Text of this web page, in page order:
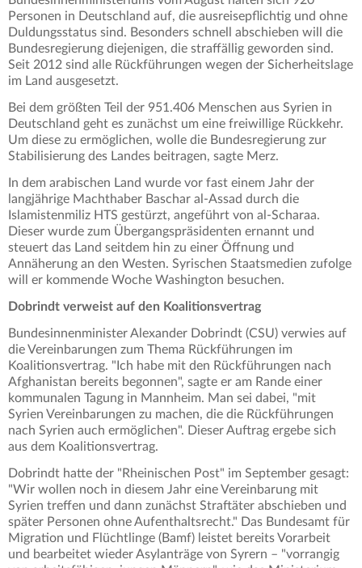
Personen in Deutschland auf, die ausreisepflichtig und ohne
Duldungsstatus sind. Besonders schnell abschieben will die
Bundesregierung diejenigen, die straffällig geworden sind.
Seit 2012 sind alle Rückführungen wegen der Sicherheitslage
im Land ausgesetzt.
Bei dem größten Teil der 951.406 Menschen aus Syrien in
Deutschland geht es zunächst um eine freiwillige Rückkehr.
Um diese zu ermöglichen, wolle die Bundesregierung zur
Stabilisierung des Landes beitragen, sagte Merz.
In dem arabischen Land wurde vor fast einem Jahr der
langjährige Machthaber Baschar al-Assad durch die
Islamistenmiliz HTS gestürzt, angeführt von al-Scharaa.
Dieser wurde zum Übergangspräsidenten ernannt und
steuert das Land seitdem hin zu einer Öffnung und
Annäherung an den Westen. Syrischen Staatsmedien zufolge
will er kommende Woche Washington besuchen.
Dobrindt verweist auf den Koalitionsvertrag
Bundesinnenminister Alexander Dobrindt (CSU) verwies auf
die Vereinbarungen zum Thema Rückführungen im
Koalitionsvertrag. "Ich habe mit den Rückführungen nach
Afghanistan bereits begonnen", sagte er am Rande einer
kommunalen Tagung in Mannheim. Man sei dabei, "mit
Syrien Vereinbarungen zu machen, die die Rückführungen
nach Syrien auch ermöglichen". Dieser Auftrag ergebe sich
aus dem Koalitionsvertrag.
Dobrindt hatte der "Rheinischen Post" im September gesagt:
"Wir wollen noch in diesem Jahr eine Vereinbarung mit
Syrien treffen und dann zunächst Straftäter abschieben und
später Personen ohne Aufenthaltsrecht." Das Bundesamt für
Migration und Flüchtlinge (Bamf) leistet bereits Vorarbeit
und bearbeitet wieder Asylanträge von Syrern – "vorrangig